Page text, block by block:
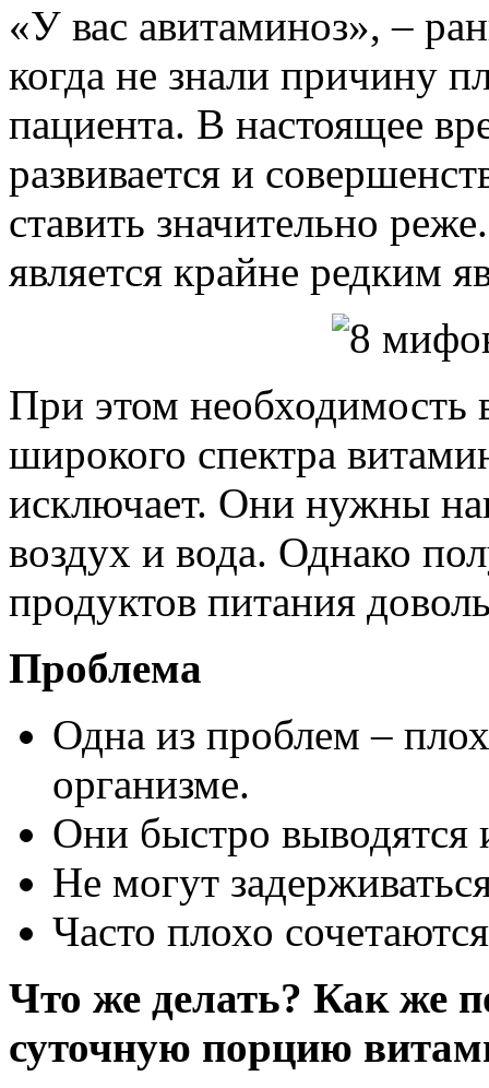
«У вас авитаминоз», –
когда не знали причину
пациента. В настоящее
развивается и
ставить значительно
является крайне редким
При этом необходимость
широкого спектра
исключает. Они нужны
воздух и вода. Однако
продуктов питания
Проблема
Одна из проблем –
организме.
Они быстро выводятся
Не могут
Часто плохо
Что же делать? Как же
суточную порцию